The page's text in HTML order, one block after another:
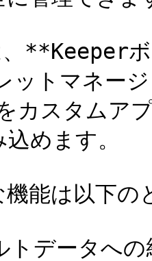
、**Keeper
トマネー
カスタムア
めます。
能は以下の
データへの